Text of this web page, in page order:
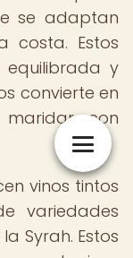
se adaptan
costa. Estos
equilibrada y
convierte en
con
vinos tintos
variedades
Syrah. Estos